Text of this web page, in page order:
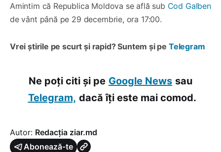
Amintim că Republica Moldova se află sub Cod Galben
de vânt până pe 29 decembrie, ora 17:00.
Vrei știrile pe scurt și rapid? Suntem și pe Telegram
Ne poți citi și pe Google News sau
Telegram, dacă îți este mai comod.
Autor: Redacția ziar.md
Abonează-te